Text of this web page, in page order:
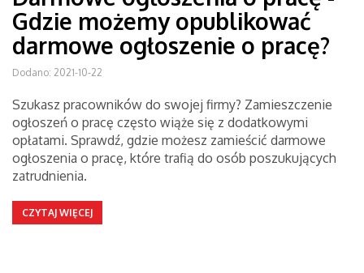
Gdzie możemy opublikować
darmowe ogłoszenie o pracę?
Dodano: 2021-10-22
Szukasz pracowników do swojej firmy? Zamieszczenie
ogłoszeń o pracę często wiąże się z dodatkowymi
opłatami. Sprawdź, gdzie możesz zamieścić darmowe
ogłoszenia o pracę, które trafią do osób poszukujących
zatrudnienia.
CZYTAJ WIĘCEJ